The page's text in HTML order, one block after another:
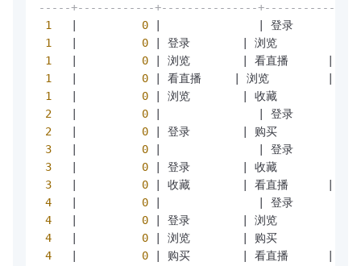
-----+------------+---------------
1
0 登录
1
0 登录 浏览
1
0 浏览 看直播
1
0 看直播 浏览
1
0 浏览 收藏
2
0 登录
2
0 登录 购买
3
0 登录
3
0 登录 收藏
3
0 收藏 看直播
4
0 登录
4
0 登录 浏览
4
0 浏览 购买
4
0 购买 看直播